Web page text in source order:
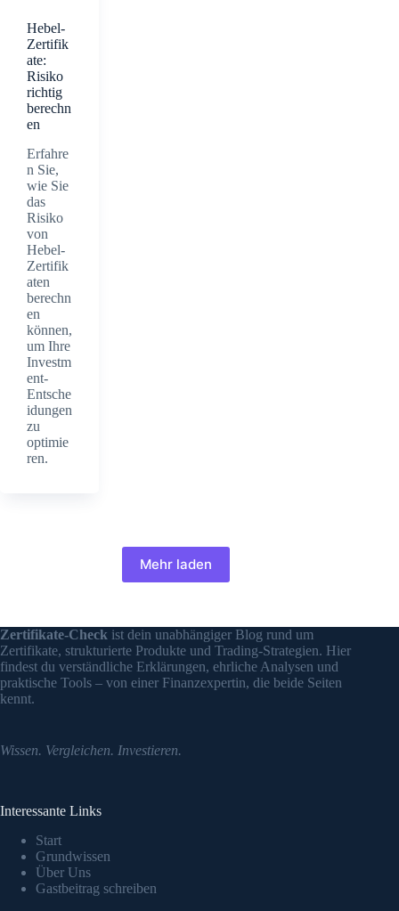
Hebel-
Zertifik
ate:
Risiko
richtig
berechn
en
Erfahre
n Sie,
wie Sie
das
Risiko
von
Hebel-
Zertifik
aten
berechn
en
können,
um Ihre
Investm
ent-
Entsche
idungen
zu
optimie
ren.
Mehr laden
Zertifikate-Check ist dein unabhängiger Blog rund um
Zertifikate, strukturierte Produkte und Trading-Strategien. Hier
findest du verständliche Erklärungen, ehrliche Analysen und
praktische Tools – von einer Finanzexpertin, die beide Seiten
kennt.
Wissen. Vergleichen. Investieren.
Interessante Links
Start
Grundwissen
Über Uns
Gastbeitrag schreiben